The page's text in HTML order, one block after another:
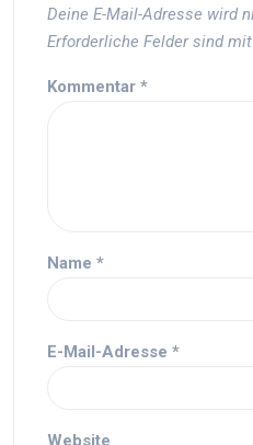
Deine E-Mail-Adresse wird
Erforderliche Felder sind mit
Kommentar *
Name *
E-Mail-Adresse *
Website